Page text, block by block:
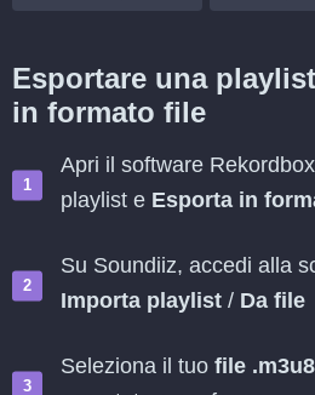
Esportare una
in formato file
Apri il software
playlist e Esporta in
Su Soundiiz, accedi alla
Importa playlist / Da file
Seleziona il tuo file .m3u8